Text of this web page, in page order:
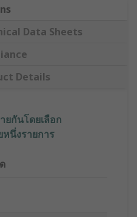
Data Sheets
Details
กันโดยเลือก
นึ่งรายการ